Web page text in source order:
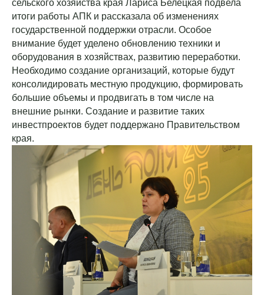
сельского хозяйства края Лариса Белецкая подвела
итоги работы АПК и рассказала об изменениях
государственной поддержки отрасли. Особое
внимание будет уделено обновлению техники и
оборудования в хозяйствах, развитию переработки.
Необходимо создание организаций, которые будут
консолидировать местную продукцию, формировать
большие объемы и продвигать в том числе на
внешние рынки. Создание и развитие таких
инвестпроектов будет поддержано Правительством
края.